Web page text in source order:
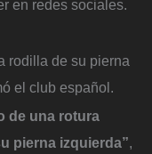
en redes sociales.
rodilla de su pierna
el club español.
de una rotura
pierna izquierda”,